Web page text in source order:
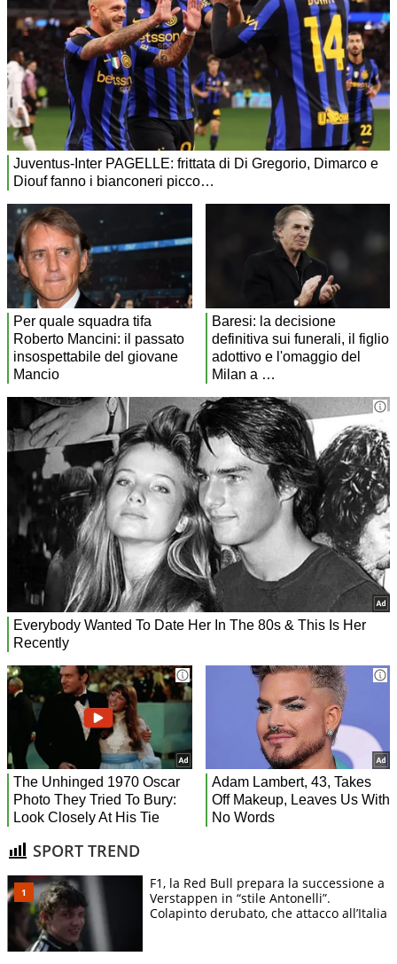
SPORT TREND
F1, la Red Bull prepara la successione a
Verstappen in “stile Antonelli”.
Colapinto derubato, che attacco all’Italia